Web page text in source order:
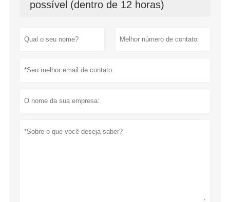
possível (dentro de 12 horas)